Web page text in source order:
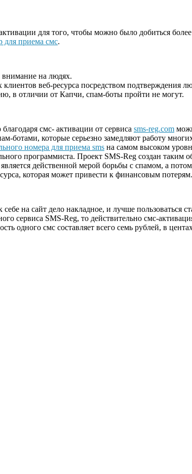
для того, чтобы можно было добиться
для приема смс.
внимание на людях.
веб-ресурса посредством подтверждения
в отличии от Капчи, спам-боты пройти не могут.
смс- активации от сервиса sms-reg.com
ботами, которые серьезно замедляют работу
номера для приема sms на самом высоком
программиста. Проект SMS-Reg создан
действенной мерой борьбы с спамом, а
которая может привести к финансовым потерям.
на сайт дело накладное, и лучше
сервиса SMS-Reg, то действительно смс-
одного смс составляет всего семь рублей, в